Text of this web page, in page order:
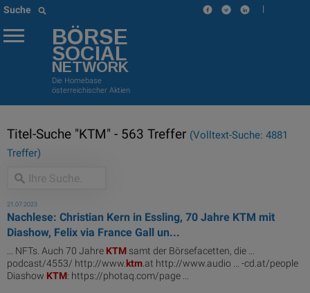
Suche |
BÖRSE
SOCIAL
NETWORK
Die Homebase
österreichischer Aktien
Titel-Suche "KTM" - 563 Treffer (Volltext-Suche: 4881
Treffer)
21.07.2023
Nachlese: Christian Kern in Essling, 70 Jahre KTM mit
Diashow, Felix via France Gall un...
... NFTs. Auch 70 Jahre KTM samt der Börsefacetten, die ...
podcast/4553/ http://www.ktm.at http://www.audio ... -cd.at/people
Diashow KTM: https://photaq.com/page ...